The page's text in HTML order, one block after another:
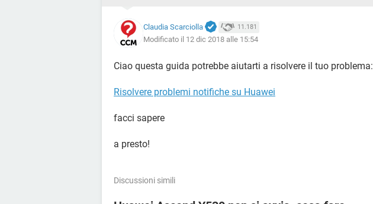
Claudia Scarciolla 11.181
Modificato il 12 dic 2018 alle 15:54
Ciao questa guida potrebbe aiutarti a risolvere il tuo problema:
Risolvere problemi notifiche su Huawei
facci sapere
a presto!
Discussioni simili